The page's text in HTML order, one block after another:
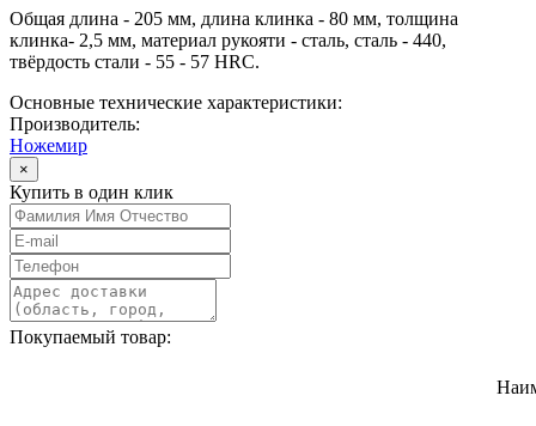
Общая длина - 205 мм, длина клинка - 80 мм, толщина
клинка- 2,5 мм, материал рукояти - сталь, сталь - 440,
твёрдость стали - 55 - 57 HRC.
Основные технические характеристики:
Производитель:
Ножемир
×
Купить в один клик
Покупаемый товар: